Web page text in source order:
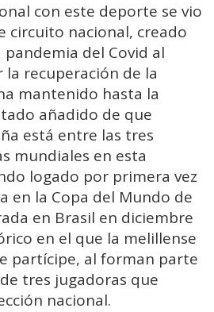
con este deporte se vio
circuito nacional, creado
pandemia del Covid al
recuperación de la
mantenido hasta la
añadido de que
está entre las tres
mundiales en esta
logado por primera vez
en la Copa del Mundo de
en Brasil en diciembre
en el que la melillense
partícipe, al forman parte
tres jugadoras que
nacional.